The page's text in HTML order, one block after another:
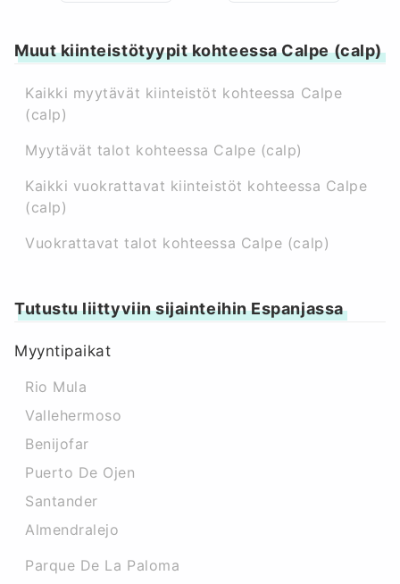
Muut kiinteistötyypit kohteessa Calpe (calp)
Kaikki myytävät kiinteistöt kohteessa Calpe
(calp)
Myytävät talot kohteessa Calpe (calp)
Kaikki vuokrattavat kiinteistöt kohteessa Calpe
(calp)
Vuokrattavat talot kohteessa Calpe (calp)
Tutustu liittyviin sijainteihin Espanjassa
Myyntipaikat
Rio Mula
Vallehermoso
Benijofar
Puerto De Ojen
Santander
Almendralejo
Parque De La Paloma